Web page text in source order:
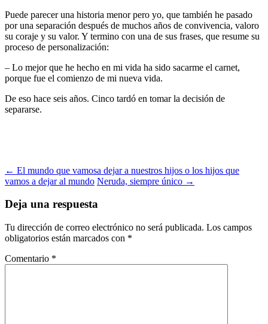
Puede parecer una historia menor pero yo, que también he pasado
por una separación después de muchos años de convivencia, valoro
su coraje y su valor. Y termino con una de sus frases, que resume su
proceso de personalización:
– Lo mejor que he hecho en mi vida ha sido sacarme el carnet,
porque fue el comienzo de mi nueva vida.
De eso hace seis años. Cinco tardó en tomar la decisión de
separarse.
Navegación
de
entradas
← El mundo que vamosa dejar a nuestros hijos o los hijos que
vamos a dejar al mundo Neruda, siempre único →
Deja una respuesta
Tu dirección de correo electrónico no será publicada. Los campos
obligatorios están marcados con *
Comentario *